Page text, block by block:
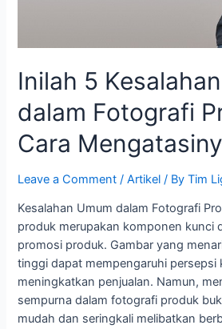
Inilah 5
dalam Fotografi
Cara
Leave a Comment /Artikel / ByTim
Kesalahan Umum dalam Fotografi
produk merupakan komponen kunci
promosi produk. Gambar yang
tinggi dapat mempengaruhi persepsi
meningkatkan penjualan. Namun,
sempurna dalam fotografi produk
mudah dan seringkali melibatkan